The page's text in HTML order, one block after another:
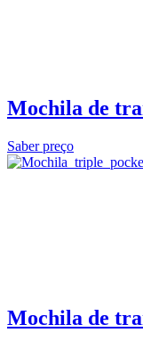
Mochila de
Saber preço
Mochila de